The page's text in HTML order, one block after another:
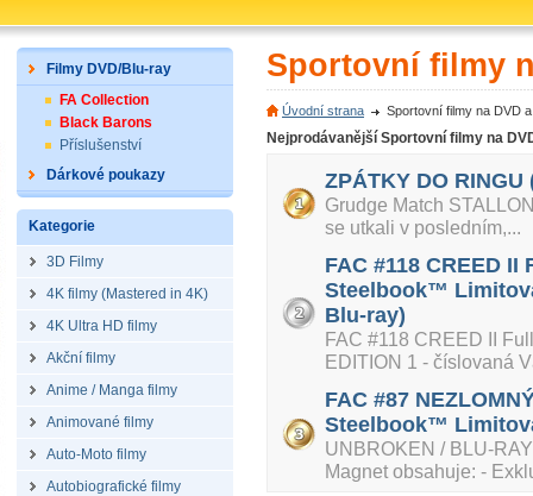
Filmy DVD/Blu-ray
FA Collection
Black Barons
Příslušenství
Dárkové poukazy
Kategorie
3D Filmy
4K filmy (Mastered in 4K)
4K Ultra HD filmy
Akční filmy
Anime / Manga filmy
Animované filmy
Auto-Moto filmy
Autobiografické filmy
Sportovní filmy
Úvodní strana Sportovní filmy na DVD
Nejprodávanější Sportovní filmy na
ZPÁTKY DO RINGU
Grudge Match
se utkali v posledním,...
FAC #118 CREED
Steelbook™
Blu-ray)
FAC #118 CREED II
EDITION 1 - číslovaná
FAC #87
Steelbook™
UNBROKEN / BLU-
Magnet obsahuje: -